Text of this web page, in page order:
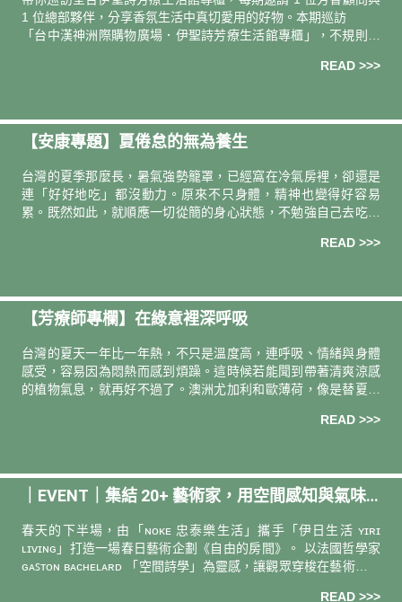
1 位總部夥伴，分享⾹氛生活中真切愛用的好物。本期巡訪
「台中漢神洲際購物廣場．伊聖詩芳療生活館專櫃」，不規則圓
的避暑氣味島。透過主題企劃「一起去庭園美術館納涼 」，讓我
READ >>>
【安康專題】夏倦怠的無為養生
台灣的夏季那麼長，暑氣強勢籠罩，已經窩在冷氣房裡，卻還是
連「好好地吃」都沒動力。原來不只身體，精神也變得好容易
累。既然如此，就順應一切從簡的身心狀態，不勉強自己去吃、
READ >>>
【芳療師專欄】在綠意裡深呼吸
台灣的夏天一年比一年熱，不只是溫度高，連呼吸、情緒與身體
感受，容易因為悶熱而感到煩躁。這時候若能聞到帶著清爽涼感
的植物氣息，就再好不過了。澳洲尤加利和歐薄荷，像是替夏天
READ >>>
｜EVENT｜集結 20+ 藝術家，用空間感知與氣味
春天的下半場，由「ɴᴏᴋᴇ 忠泰樂生活」攜手「伊日生活 ʏɪʀɪ
ʟɪᴠɪɴɢ」打造一場春日藝術企劃《自由的房間》。 以法國哲學家
ɢᴀꜱᴛᴏɴ ʙᴀᴄʜᴇʟᴀʀᴅ 「空間詩學」為靈感，讓觀眾穿梭在藝術、氣
READ >>>